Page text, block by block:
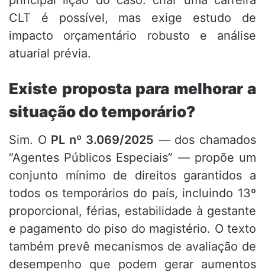
CLT é possível, mas exige estudo de
impacto orçamentário robusto e análise
atuarial prévia.
Existe proposta para melhorar a
situação do temporário?
Sim. O PL nº 3.069/2025 — dos chamados
“Agentes Públicos Especiais” — propõe um
conjunto mínimo de direitos garantidos a
todos os temporários do país, incluindo 13º
proporcional, férias, estabilidade à gestante
e pagamento do piso do magistério. O texto
também prevê mecanismos de avaliação de
desempenho que podem gerar aumentos